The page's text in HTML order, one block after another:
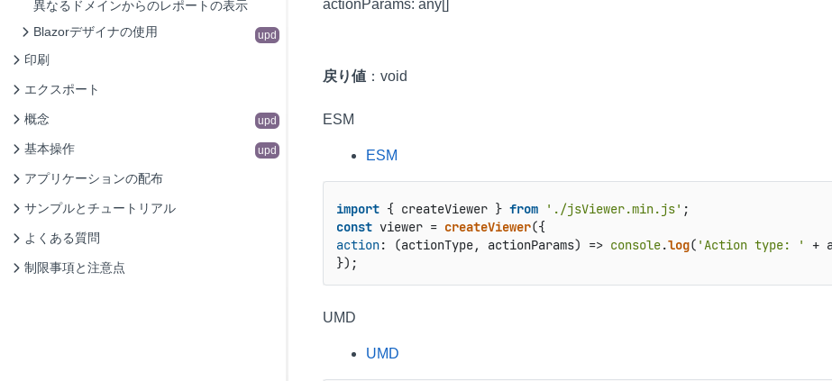
異なるドメインからのレポートの表示
Blazorデザイナの使用
upd
印刷
エクスポート
概念 upd
基本操作 upd
アプリケーションの配布
サンプルとチュートリアル
よくある質問
制限事項と注意点
actionParams: any[]
戻り値 ：void
ESM
ESM
import { createViewer } from './jsViewer.min.js'
const viewer = createViewer
action: (actionType, actionParams) => console.log( 'Action type: ' +
});
UMD
UMD